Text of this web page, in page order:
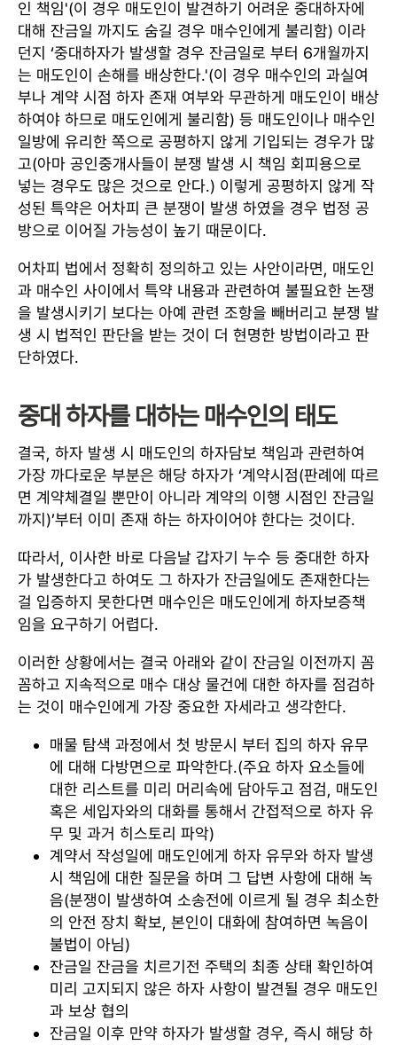
인 책임'(이 경우 매도인이 발견하기 어려운 중대하자에
대해 잔금일 까지도 숨길 경우 매수인에게 불리함) 이라
던지 ‘중대하자가 발생할 경우 잔금일로 부터 6개월까지
는 매도인이 손해를 배상한다.'(이 경우 매수인의 과실여
부나 계약 시점 하자 존재 여부와 무관하게 매도인이 배상
하여야 하므로 매도인에게 불리함) 등 매도인이나 매수인
일방에 유리한 쪽으로 공평하지 않게 기입되는 경우가 많
고(아마 공인중개사들이 분쟁 발생 시 책임 회피용으로
넣는 경우도 많은 것으로 안다.) 이렇게 공평하지 않게 작
성된 특약은 어차피 큰 분쟁이 발생 하였을 경우 법정 공
방으로 이어질 가능성이 높기 때문이다.
어차피 법에서 정확히 정의하고 있는 사안이라면, 매도인
과 매수인 사이에서 특약 내용과 관련하여 불필요한 논쟁
을 발생시키기 보다는 아예 관련 조항을 빼버리고 분쟁 발
생 시 법적인 판단을 받는 것이 더 현명한 방법이라고 판
단하였다.
중대 하자를 대하는 매수인의 태도
결국, 하자 발생 시 매도인의 하자담보 책임과 관련하여
가장 까다로운 부분은 해당 하자가 ‘계약시점(판례에 따르
면 계약체결일 뿐만이 아니라 계약의 이행 시점인 잔금일
까지)’부터 이미 존재 하는 하자이어야 한다는 것이다.
따라서, 이사한 바로 다음날 갑자기 누수 등 중대한 하자
가 발생한다고 하여도 그 하자가 잔금일에도 존재한다는
걸 입증하지 못한다면 매수인은 매도인에게 하자보증책
임을 요구하기 어렵다.
이러한 상황에서는 결국 아래와 같이 잔금일 이전까지 꼼
꼼하고 지속적으로 매수 대상 물건에 대한 하자를 점검하
는 것이 매수인에게 가장 중요한 자세라고 생각한다.
매물 탐색 과정에서 첫 방문시 부터 집의 하자 유무
에 대해 다방면으로 파악한다.(주요 하자 요소들에
대한 리스트를 미리 머리속에 담아두고 점검, 매도인
혹은 세입자와의 대화를 통해서 간접적으로 하자 유
무 및 과거 히스토리 파악)
계약서 작성일에 매도인에게 하자 유무와 하자 발생
시 책임에 대한 질문을 하며 그 답변 사항에 대해 녹
음(분쟁이 발생하여 소송전에 이르게 될 경우 최소한
의 안전 장치 확보, 본인이 대화에 참여하면 녹음이
불법이 아님)
잔금일 잔금을 치르기전 주택의 최종 상태 확인하여
미리 고지되지 않은 하자 사항이 발견될 경우 매도인
과 보상 협의
잔금일 이후 만약 하자가 발생할 경우, 즉시 해당 하